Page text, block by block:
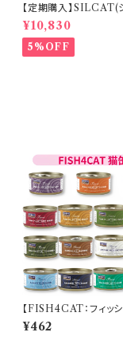
【定期購入】SILCAT(
ト)猫用 ３０包×３カ
け付 送料無料 腎臓
臓病 デトックス【送料
¥10,830
5%OFF
【FISH4CAT：フィッ
ット】猫缶シリーズ 15
売り）
¥462